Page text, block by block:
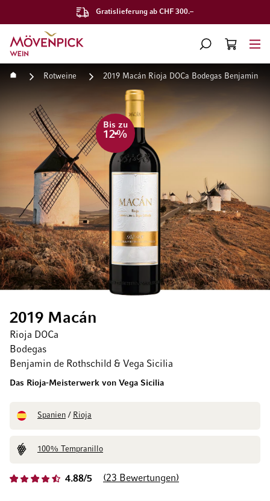
Gratislieferung ab CHF 300.–
Zur Startseite
SUCHE
WARENKORB
Startseite Rotweine 2019 Macán Rioja DOCa Bodegas Benjamin
4.88/5 23 Bewertungen
Bis zu
12%
2019 Macán
Rioja DOCa
Bodegas
Benjamin de Rothschild & Vega Sicilia
Das Rioja-Meisterwerk von Vega Sicilia
Spanien / Rioja
100% Tempranillo
Zum Ende der Bildgalerie springen